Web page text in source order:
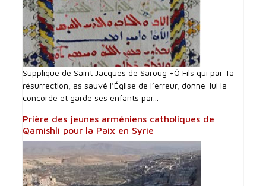
Supplique de Saint Jacques de Saroug +Ô Fils qui par Ta
résurrection, as sauvé l’Église de l’erreur, donne-lui la
concorde et garde ses enfants par...
Prière des jeunes arméniens catholiques de
Qamishli pour la Paix en Syrie